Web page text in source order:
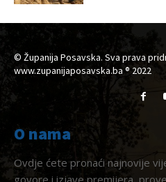
© Županija Posavska. Sva prava
www.zupanijaposavska.ba ® 2022
O nama
Ovdje ćete pronaći najnovije
govore i izjave premijera,